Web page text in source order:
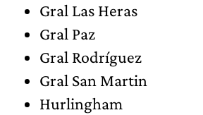
Gral Las Heras
Gral Paz
Gral Rodríguez
Gral San Martin
Hurlingham